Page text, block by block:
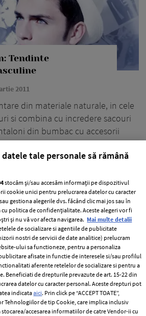
Tendinte
2011
din materiale naturale, in cele
si combina cu incredere sacouri
din bumbac cu accesorii
Cristina Craciun si Domnica
datele tale personale să rămână
stocăm și/sau accesăm informații pe dispozitivul
cookie unici pentru prelucrarea datelor cu caracter
gestiona alegerile dvs. făcând clic mai jos sau în
politica de confidențialitate. Aceste alegeri vor fi
și nu vă vor afecta navigarea. Mai multe detalii
de socializare si agentiile de publicitate
nostri de servicii de date analitice) prelucram
ului sa functioneze, pentru a personaliza
afisate in functie de interesele si/sau profilul
aferente retelelor de socializare si pentru a
Beneficiati de drepturile prevazute de art. 15-22 din
datelor cu caracter personal. Aceste drepturi pot
indicataaici. Prin click pe “ACCEPT TOATE”,
Tehnologiilor de tip Cookie, care implica inclusiv
accesarea informatiilor de catre Vendor-ii cu